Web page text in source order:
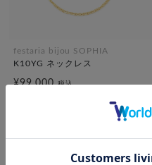
festaria bijou SOPHIA
K10YG ネックレス
¥99,000税込